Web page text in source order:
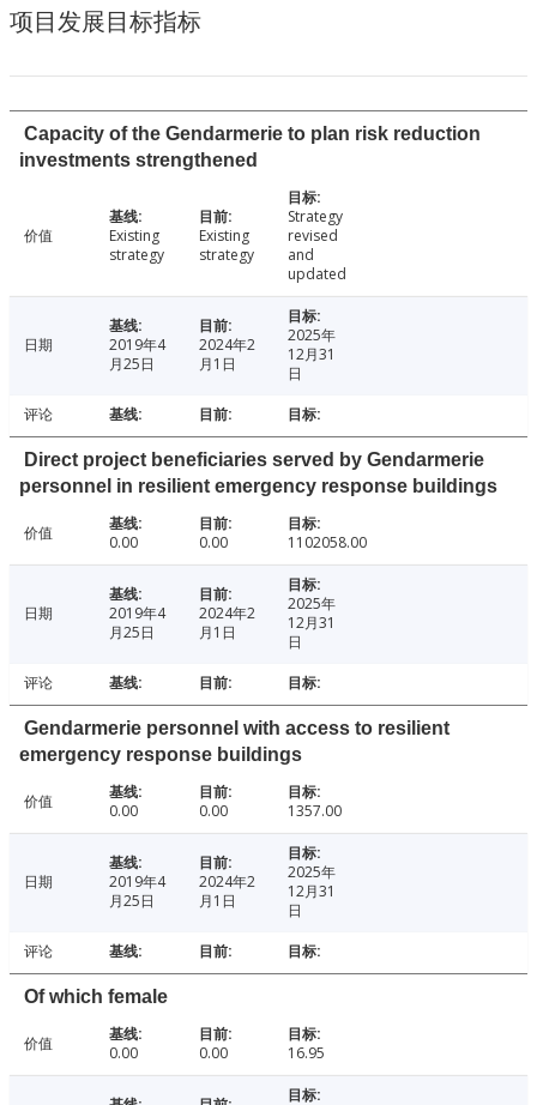
项目发展目标指标
Capacity of the Gendarmerie to plan risk reduction
investments strengthened
价值
Existing
strategy
Existing
strategy
Strategy
revised
and
updated
日期
2019年4
月25日
2024年2
月1日
2025年
12月31
日
评论
Direct project beneficiaries served by Gendarmerie
personnel in resilient emergency response buildings
价值 0.00 0.00 1102058.00
日期
2019年4
月25日
2024年2
月1日
2025年
12月31
日
评论
Gendarmerie personnel with access to resilient
emergency response buildings
价值 0.00 0.00 1357.00
日期
2019年4
月25日
2024年2
月1日
2025年
12月31
日
评论
Of which female
价值 0.00 0.00 16.95